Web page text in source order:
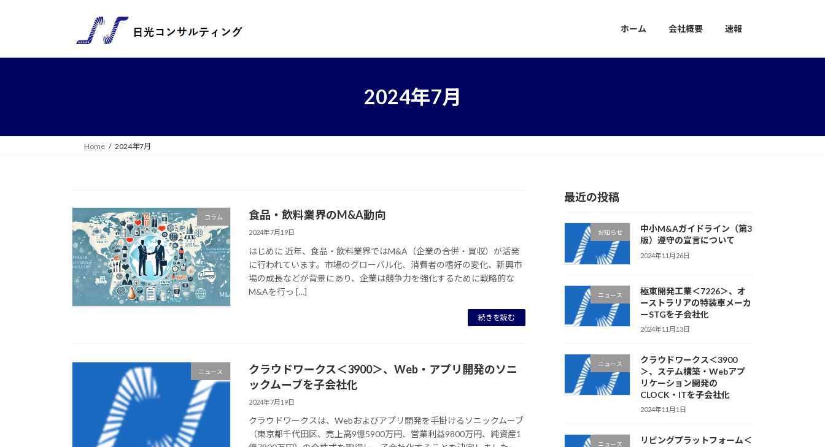
プ
動
ホーム 会社概要 速報
2024年7月
Home 2024年7月
コラム 食品・飲料業界のM&A動向
2024年7月19日
はじめに 近年、食品・飲料業界ではM&A（企業の合併・買収）が活発
に行われています。市場のグローバル化、消費者の嗜好の変化、新興市
場の成長などが背景にあり、企業は競争力を強化するために戦略的な
M&Aを行っ […]
続きを読む
ニュース
クラウドワークス＜3900＞、Web・アプリ開発のソニ
ックムーブを子会社化
2024年7月19日
クラウドワークスは、Webおよびアプリ開発を手掛けるソニックムーブ
（東京都千代田区、売上高9億5900万円、営業利益9800万円、純資産1
最近の投稿
お知らせ
中小M&Aガイドライン（第3
版）遵守の宣言について
2024年11月26日
ニュース
極東開発工業＜7226＞、オ
ーストラリアの特装車メーカ
ーSTGを子会社化
2024年11月13日
ニュース
クラウドワークス＜3900
＞、ステム構築・Webアプ
リケーション開発の
CLOCK・ITを子会社化
2024年11月1日
ニュース
リビングプラットフォーム＜